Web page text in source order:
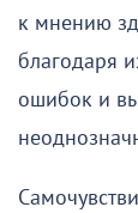
к мнению
благодаря
ошибок и